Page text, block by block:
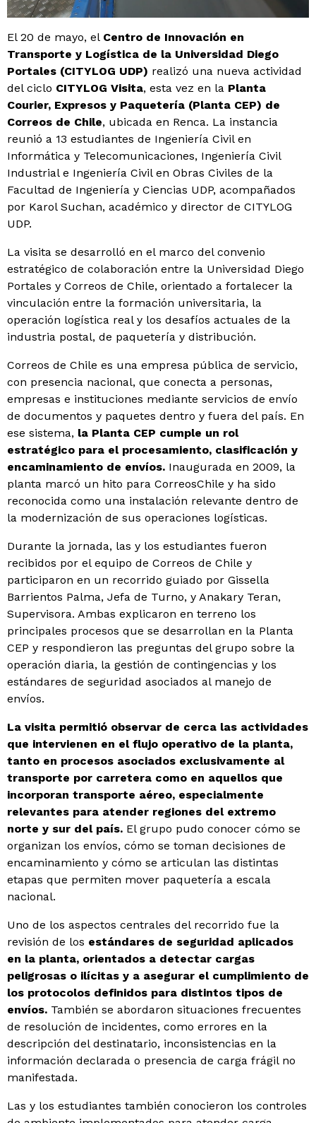
El 20 de mayo, el Centro de Innovación en
Transporte y Logística de la Universidad Diego
Portales (CITYLOG UDP) realizó una nueva actividad
del ciclo CITYLOG Visita, esta vez en la Planta
Courier, Expresos y Paquetería (Planta CEP) de
Correos de Chile, ubicada en Renca. La instancia
reunió a 13 estudiantes de Ingeniería Civil en
Informática y Telecomunicaciones, Ingeniería Civil
Industrial e Ingeniería Civil en Obras Civiles de la
Facultad de Ingeniería y Ciencias UDP, acompañados
por Karol Suchan, académico y director de CITYLOG
UDP.
La visita se desarrolló en el marco del convenio
estratégico de colaboración entre la Universidad Diego
Portales y Correos de Chile, orientado a fortalecer la
vinculación entre la formación universitaria, la
operación logística real y los desafíos actuales de la
industria postal, de paquetería y distribución.
Correos de Chile es una empresa pública de servicio,
con presencia nacional, que conecta a personas,
empresas e instituciones mediante servicios de envío
de documentos y paquetes dentro y fuera del país. En
ese sistema, la Planta CEP cumple un rol
estratégico para el procesamiento, clasificación y
encaminamiento de envíos. Inaugurada en 2009, la
planta marcó un hito para CorreosChile y ha sido
reconocida como una instalación relevante dentro de
la modernización de sus operaciones logísticas.
Durante la jornada, las y los estudiantes fueron
recibidos por el equipo de Correos de Chile y
participaron en un recorrido guiado por Gissella
Barrientos Palma, Jefa de Turno, y Anakary Teran,
Supervisora. Ambas explicaron en terreno los
principales procesos que se desarrollan en la Planta
CEP y respondieron las preguntas del grupo sobre la
operación diaria, la gestión de contingencias y los
estándares de seguridad asociados al manejo de
envíos.
La visita permitió observar de cerca las actividades
que intervienen en el flujo operativo de la planta,
tanto en procesos asociados exclusivamente al
transporte por carretera como en aquellos que
incorporan transporte aéreo, especialmente
relevantes para atender regiones del extremo
norte y sur del país. El grupo pudo conocer cómo se
organizan los envíos, cómo se toman decisiones de
encaminamiento y cómo se articulan las distintas
etapas que permiten mover paquetería a escala
nacional.
Uno de los aspectos centrales del recorrido fue la
revisión de los estándares de seguridad aplicados
en la planta, orientados a detectar cargas
peligrosas o ilícitas y a asegurar el cumplimiento de
los protocolos definidos para distintos tipos de
envíos. También se abordaron situaciones frecuentes
de resolución de incidentes, como errores en la
descripción del destinatario, inconsistencias en la
información declarada o presencia de carga frágil no
manifestada.
Las y los estudiantes también conocieron los controles